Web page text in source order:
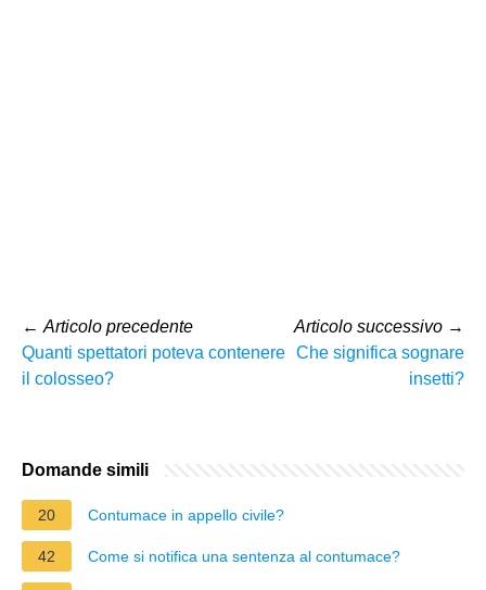
← Articolo precedente
Quanti spettatori poteva contenere
il colosseo?
Articolo successivo →
Che significa sognare
insetti?
Domande simili
20 Contumace in appello civile?
42 Come si notifica una sentenza al contumace?